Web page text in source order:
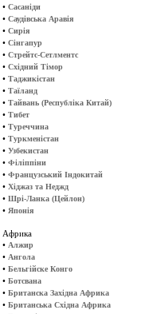
• Сасаніди
• Саудівська Аравія
• Сирія
• Сінгапур
• Стрейтс-Сетлментс
• Східний Тімор
• Таджикістан
• Таїланд
• Тайвань (Республіка Китай)
• Тибет
• Туреччина
• Туркменістан
• Узбекистан
• Філіппіни
• Французський Індокитай
• Хіджаз та Неджд
• Шрі-Ланка (Цейлон)
• Японія
Африка
• Алжир
• Ангола
• Бельгійске Конго
• Ботсвана
• Британска Західна Африка
• Британська Східна Африка